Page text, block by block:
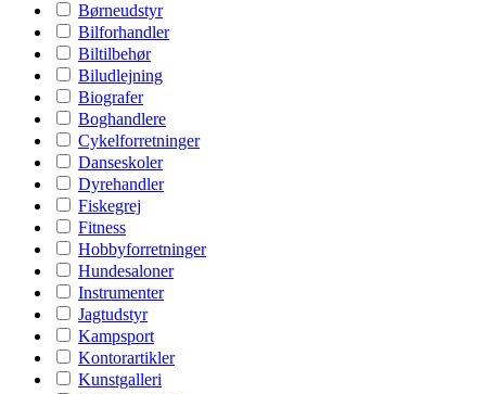
Børneudstyr
Bilforhandler
Biltilbehør
Biludlejning
Biografer
Boghandlere
Cykelforretninger
Danseskoler
Dyrehandler
Fiskegrej
Fitness
Hobbyforretninger
Hundesaloner
Instrumenter
Jagtudstyr
Kampsport
Kontorartikler
Kunstgalleri